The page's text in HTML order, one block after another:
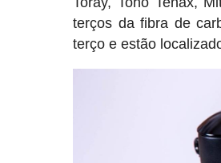
terços da fibra de
terço e estão